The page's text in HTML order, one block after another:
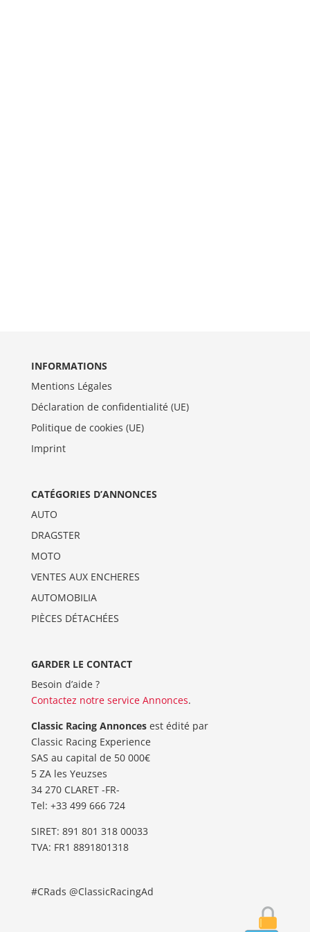
INFORMATIONS
Mentions Légales
Déclaration de confidentialité (UE)
Politique de cookies (UE)
Imprint
CATÉGORIES D’ANNONCES
AUTO
DRAGSTER
MOTO
VENTES AUX ENCHERES
AUTOMOBILIA
PIÈCES DÉTACHÉES
GARDER LE CONTACT
Besoin d’aide ?
Contactez notre service Annonces.
Classic Racing Annoncesest édité par
Classic Racing Experience
SAS au capital de 50 000€
5 ZA les Yeuzses
34 270 CLARET -FR-
Tel: ‭+33 499 666 724‬
SIRET: 891 801 318 00033
TVA: FR1 8891801318
#CRads @ClassicRacingAd